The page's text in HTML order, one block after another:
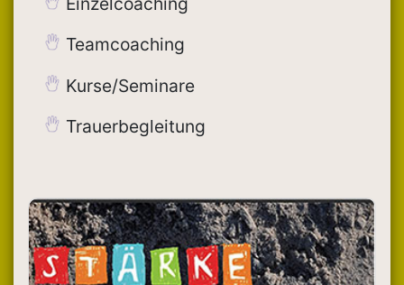
Teamcoaching
Kurse/Seminare
Trauerbegleitung